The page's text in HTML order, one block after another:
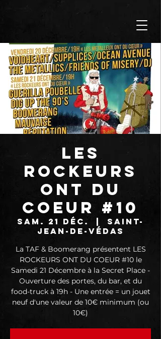
LES
ROCKEURS
ONT DU
COEUR #10
sam. 21 déc.
Saint-
Jean-de-Védas
La TAF & Boomerang présentent LES
ROCKEURS ONT DU COEUR #10 le
Samedi 21 Décembre à la Secret Place -
Ouverture des portes, du bar, et du
food-truck à 19h - Une entrée = un jouet
neuf d'une valeur de 10€ minimum (ou
10€)